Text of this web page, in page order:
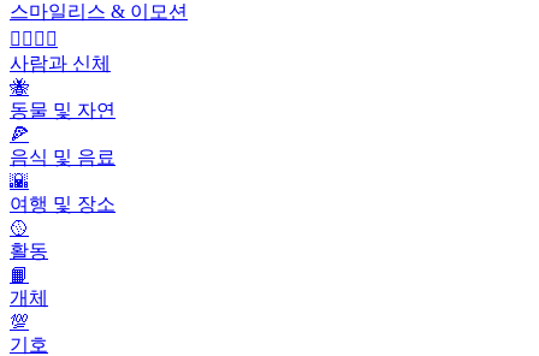
스마일리스 & 이모션
👩‍❤️‍💋‍👨
사람과 신체
🐝
동물 및 자연
🍕
음식 및 음료
🌇
여행 및 장소
🥎
활동
📙
개체
💯
기호